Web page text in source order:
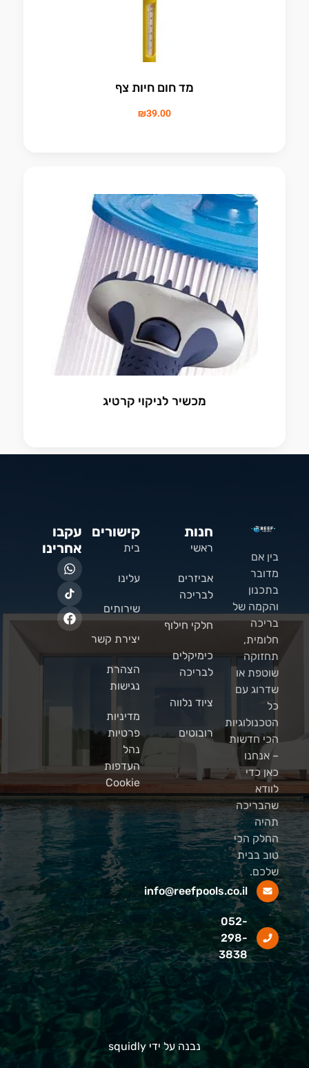
מד חום חיות צף
₪39.00
מכשיר לניקוי קרטיג
בין אם
מדובר
בתכנון
והקמה של
בריכה
חלומית,
תחזוקה
שוטפת או
שדרוג עם
כל
הטכנולוגיות
הכי חדשות
– אנחנו
כאן כדי
לוודא
שהבריכה
תהיה
החלק הכי
טוב בבית
שלכם.
info@reefpools.co.il
052-
298-
3838
חנות
ראשי
אביזרים
לבריכה
חלקי חילוף
כימיקלים
לבריכה
ציוד נלווה
רובוטים
קישורים
בית
עלינו
שירותים
יצירת קשר
הצהרת
נגישות
מדיניות
פרטיות
נהל
העדפות
Cookie
עקבו
אחרינו
נבנה על ידי squidly